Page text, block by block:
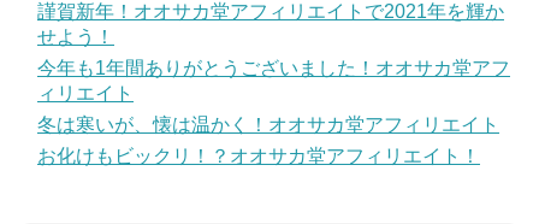
謹賀新年！オオサカ堂アフィリエイトで2021年を輝か
せよう！
今年も1年間ありがとうございました！オオサカ堂アフ
ィリエイト
冬は寒いが、懐は温かく！オオサカ堂アフィリエイト
お化けもビックリ！？オオサカ堂アフィリエイト！